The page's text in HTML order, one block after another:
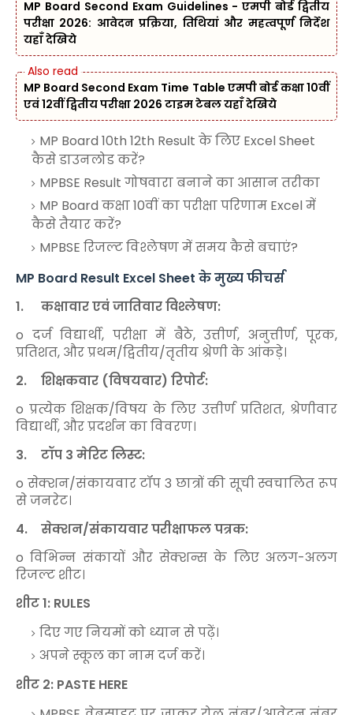
MP Board Second Exam Guidelines - एमपी बोर्ड द्वितीय
परीक्षा 2026: आवेदन प्रक्रिया, तिथियां और महत्वपूर्ण निर्देश
यहाँ देखिये
MP Board Second Exam Time Table एमपी बोर्ड कक्षा 10वीं
एवं 12वीं द्वितीय परीक्षा 2026 टाइम टेबल यहाँ देखिये
MP Board 10th 12th Result के लिए Excel Sheet
कैसे डाउनलोड करें?
MPBSE Result गोषवारा बनाने का आसान तरीका
MP Board कक्षा 10वीं का परीक्षा परिणाम Excel में
कैसे तैयार करें?
MPBSE रिजल्ट विश्लेषण में समय कैसे बचाएं?
MP Board Result Excel Sheet के मुख्य फीचर्स
1.
कक्षावार एवं जातिवार विश्लेषण:
o दर्ज विद्यार्थी, परीक्षा में बैठे, उत्तीर्ण, अनुत्तीर्ण, पूरक,
प्रतिशत, और प्रथम/द्वितीय/तृतीय श्रेणी के आंकड़े।
2.
शिक्षकवार (विषयवार) रिपोर्ट:
o प्रत्येक शिक्षक/विषय के लिए उत्तीर्ण प्रतिशत, श्रेणीवार
विद्यार्थी, और प्रदर्शन का विवरण।
3.
टॉप 3 मेरिट लिस्ट:
o सेक्शन/संकायवार टॉप 3 छात्रों की सूची स्वचालित रूप
से जनरेट।
4.
सेक्शन/संकायवार परीक्षाफल पत्रक:
o विभिन्न संकायों और सेक्शन्स के लिए अलग-अलग
रिजल्ट शीट।
शीट 1: RULES
दिए गए नियमों को ध्यान से पढ़ें।
अपने स्कूल का नाम दर्ज करें।
शीट 2: PASTE HERE